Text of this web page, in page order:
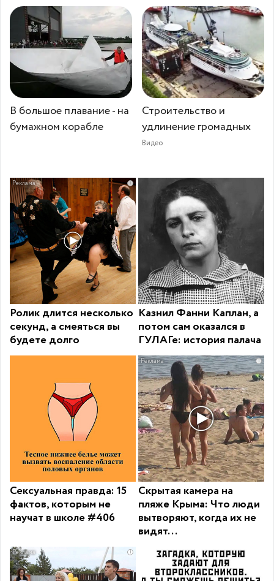
В большое плавание - на
бумажном корабле
Строительство и
удлинение громадных
Видео
i
Ролик длится несколько
секунд, а смеяться вы
будете долго
Казнил Фанни Каплан, а
потом сам оказался в
ГУЛАГе: история палача
Сексуальная правда: 15
фактов, которым не
научат в школе #406
i
Скрытая камера на
пляже Крыма: Что люди
вытворяют, когда их не
видят...
i